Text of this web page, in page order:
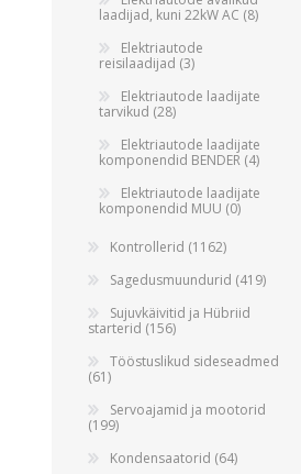
Vaskkaablid ja -juhtmed
Painduvad kontrollkaablid
Nõrkvoolukaablid
laadijad, kuni 22kW AC (8)
Elektriautode
reisilaadijad (3)
Elektriautode laadijate
tarvikud (28)
Elektriautode laadijate
komponendid BENDER (4)
Elektriautode laadijate
komponendid MUU (0)
Kontrollerid (1162)
Sagedusmuundurid (419)
Sujuvkäivitid ja Hübriid
starterid (156)
Tööstuslikud sideseadmed
(61)
Servoajamid ja mootorid
(199)
Kondensaatorid (64)